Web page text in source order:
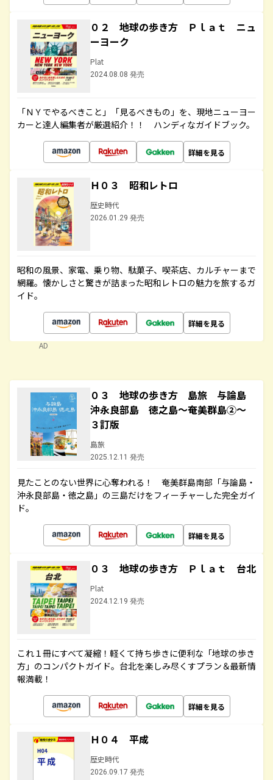
０２ 地球の歩き方 Ｐｌａｔ ニュ
ーヨーク
Plat
2024.08.08 発売
「ＮＹでやるべきこと」「見るべきもの」を、現地ニューヨー
カーと達人編集者が厳選紹介！！ ハンディなガイドブック。
詳細を見る
Ｈ０３ 昭和レトロ
歴史時代
2026.01.29 発売
昭和の風景、家電、乗り物、駄菓子、喫茶店、カルチャーまで
網羅。懐かしさと驚きが詰まった昭和レトロの魅力を旅するガ
イド。
詳細を見る
AD
０３ 地球の歩き方 島旅 与論島
沖永良部島 徳之島～奄美群島②～
３訂版
島旅
2025.12.11 発売
見たことのない世界に心奪われる！ 奄美群島南部「与論島・
沖永良部島・徳之島」の三島だけをフィーチャーした完全ガイ
ド。
詳細を見る
０３ 地球の歩き方 Ｐｌａｔ 台北
Plat
2024.12.19 発売
これ１冊にすべて凝縮！軽くて持ち歩きに便利な「地球の歩き
方」のコンパクトガイド。台北を楽しみ尽くすプラン＆最新情
報満載！
詳細を見る
Ｈ０４ 平成
歴史時代
2026.09.17 発売